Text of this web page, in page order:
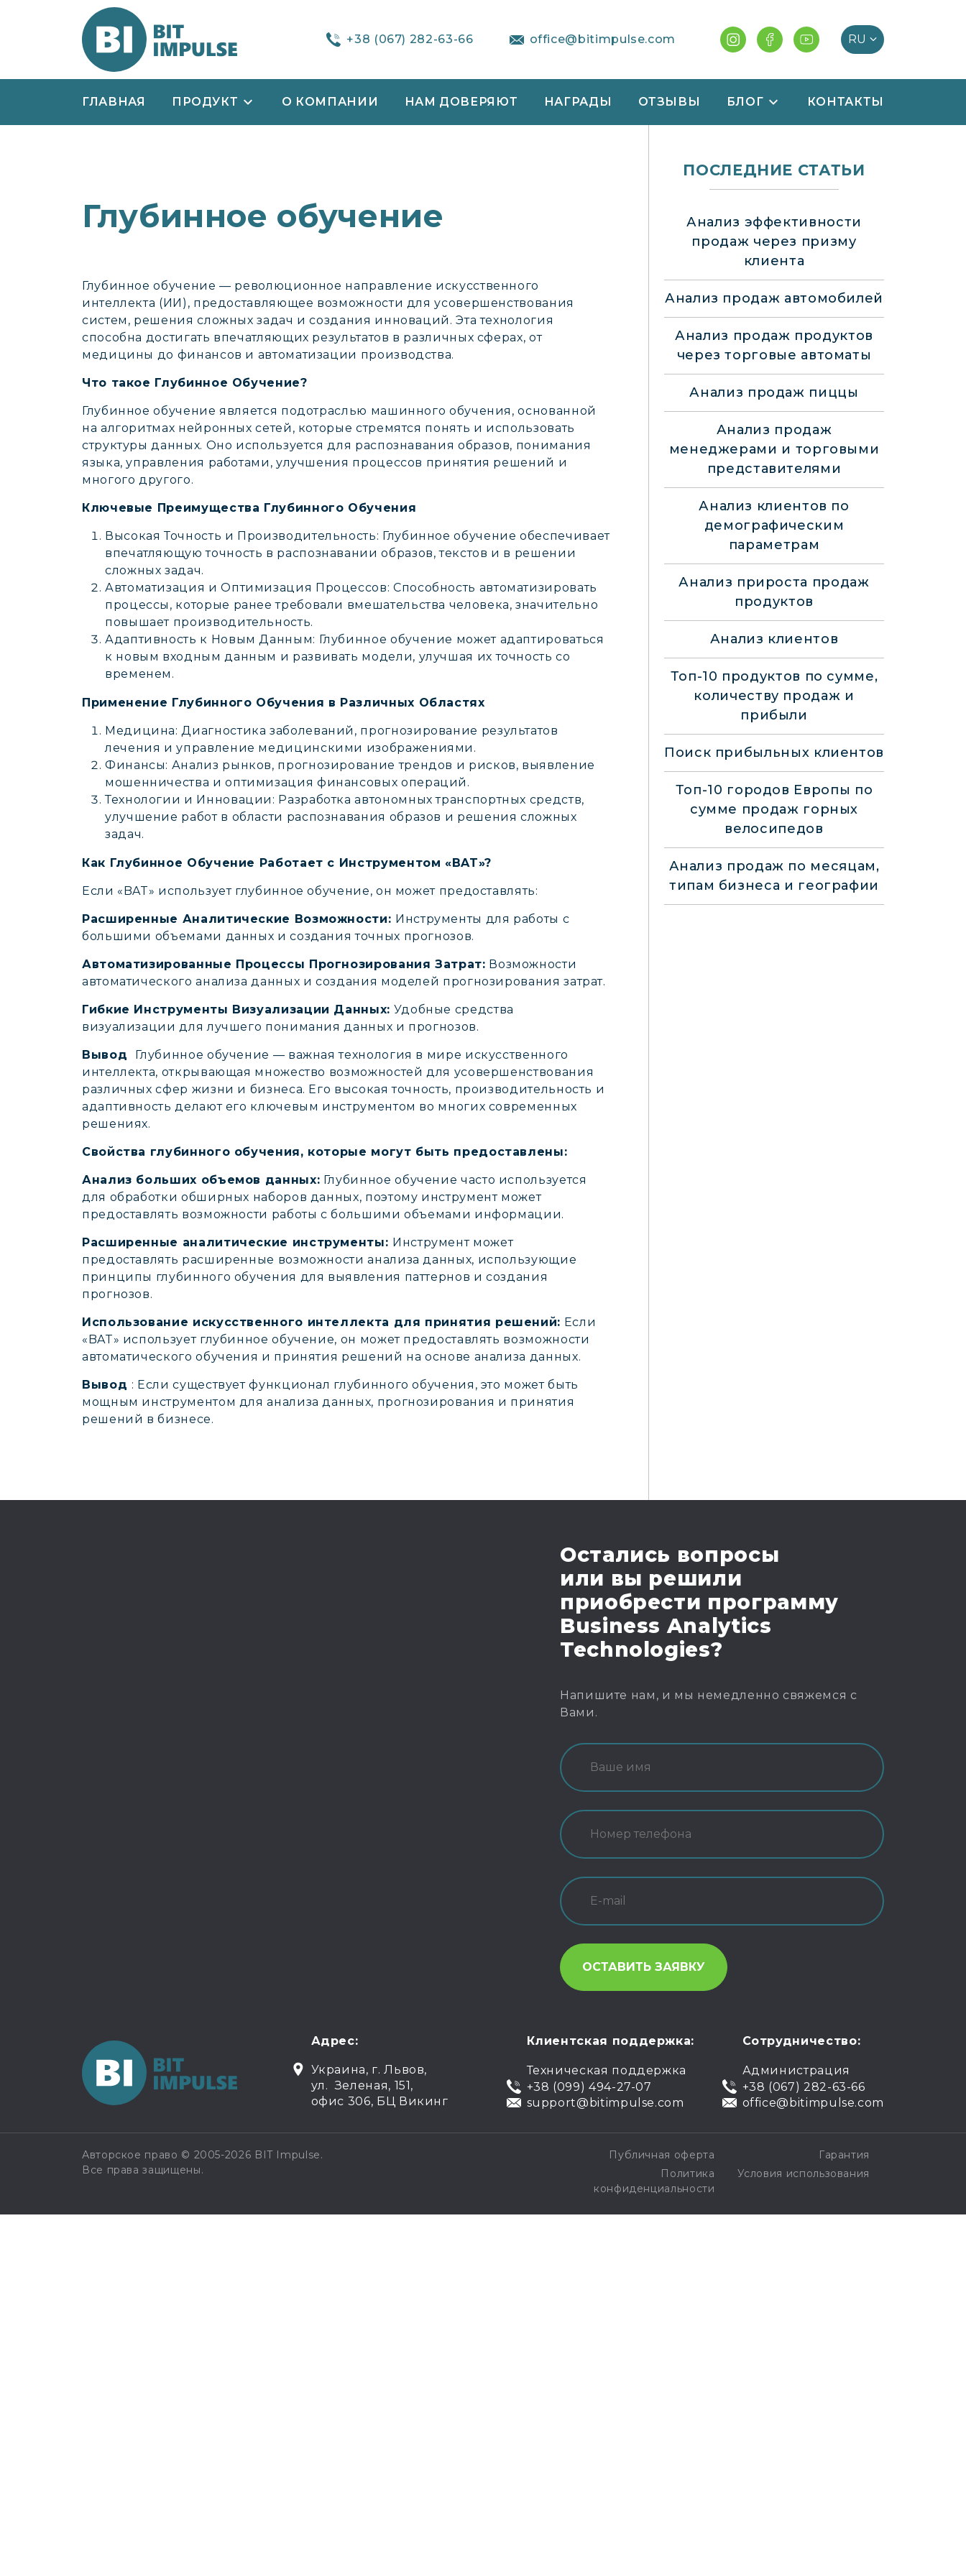
+38 (067) 282-63-66 office@bitimpulse.com
ГЛАВНАЯ ПРОДУКТ О КОМПАНИИ НАМ ДОВЕРЯЮТ НАГРАДЫ ОТЗЫВЫ БЛОГ КОНТАКТЫ
Глубинное обучение
Глубинное обучение — революционное направление искусственного
интеллекта (ИИ), предоставляющее возможности для усовершенствования
систем, решения сложных задач и создания инноваций. Эта технология
способна достигать впечатляющих результатов в различных сферах, от
медицины до финансов и автоматизации производства.
Что такое Глубинное Обучение?
Глубинное обучение является подотраслью машинного обучения, основанной
на алгоритмах нейронных сетей, которые стремятся понять и использовать
структуры данных. Оно используется для распознавания образов, понимания
языка, управления работами, улучшения процессов принятия решений и
многого другого.
Ключевые Преимущества Глубинного Обучения
Высокая Точность и Производительность: Глубинное обучение обеспечивает
впечатляющую точность в распознавании образов, текстов и в решении
сложных задач.
Автоматизация и Оптимизация Процессов: Способность автоматизировать
процессы, которые ранее требовали вмешательства человека, значительно
повышает производительность.
Адаптивность к Новым Данным: Глубинное обучение может адаптироваться
к новым входным данным и развивать модели, улучшая их точность со
временем.
Применение Глубинного Обучения в Различных Областях
Медицина: Диагностика заболеваний, прогнозирование результатов
лечения и управление медицинскими изображениями.
Финансы: Анализ рынков, прогнозирование трендов и рисков, выявление
мошенничества и оптимизация финансовых операций.
Технологии и Инновации: Разработка автономных транспортных средств,
улучшение работ в области распознавания образов и решения сложных
задач.
Как Глубинное Обучение Работает с Инструментом «BAT»?
Если «BAT» использует глубинное обучение, он может предоставлять:
Расширенные Аналитические Возможности: Инструменты для работы с
большими объемами данных и создания точных прогнозов.
Автоматизированные Процессы Прогнозирования Затрат: Возможности
автоматического анализа данных и создания моделей прогнозирования затрат.
Гибкие Инструменты Визуализации Данных: Удобные средства
визуализации для лучшего понимания данных и прогнозов.
Вывод Глубинное обучение — важная технология в мире искусственного
интеллекта, открывающая множество возможностей для усовершенствования
различных сфер жизни и бизнеса. Его высокая точность, производительность и
адаптивность делают его ключевым инструментом во многих современных
решениях.
Свойства глубинного обучения, которые могут быть предоставлены:
Анализ больших объемов данных: Глубинное обучение часто используется
для обработки обширных наборов данных, поэтому инструмент может
предоставлять возможности работы с большими объемами информации.
Расширенные аналитические инструменты: Инструмент может
предоставлять расширенные возможности анализа данных, использующие
принципы глубинного обучения для выявления паттернов и создания
прогнозов.
Использование искусственного интеллекта для принятия решений: Если
«BAT» использует глубинное обучение, он может предоставлять возможности
автоматического обучения и принятия решений на основе анализа данных.
Вывод : Если существует функционал глубинного обучения, это может быть
мощным инструментом для анализа данных, прогнозирования и принятия
решений в бизнесе.
ПОСЛЕДНИЕ СТАТЬИ
Анализ эффективности
продаж через призму
клиента
Анализ продаж автомобилей
Анализ продаж продуктов
через торговые автоматы
Анализ продаж пиццы
Анализ продаж
менеджерами и торговыми
представителями
Анализ клиентов по
демографическим
параметрам
Анализ прироста продаж
продуктов
Анализ клиентов
Топ-10 продуктов по сумме,
количеству продаж и
прибыли
Поиск прибыльных клиентов
Топ-10 городов Европы по
сумме продаж горных
велосипедов
Анализ продаж по месяцам,
типам бизнеса и географии
Остались вопросы
или вы решили
приобрести программу
Business Analytics
Technologies?
Напишите нам, и мы немедленно свяжемся с
Вами.
Адрес:
Украина, г. Львов,
ул. Зеленая, 151,
офис 306, БЦ Викинг
Клиентская поддержка:
Техническая поддержка
+38 (099) 494-27-07
support@bitimpulse.com
Сотрудничество:
Администрация
+38 (067) 282-63-66
office@bitimpulse.com
Публичная оферта
Гарантия
Политика
конфиденциальности
Условия использования
Авторское право © 2005-2026 BIT Impulse.
Все права защищены.